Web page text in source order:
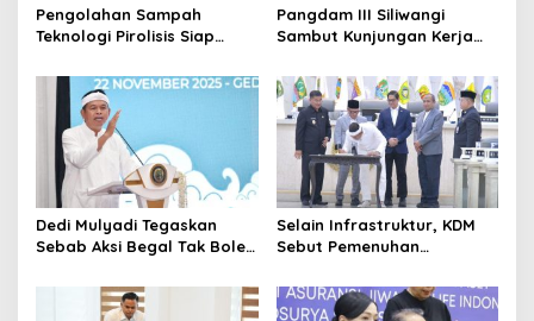
Pengolahan Sampah
Teknologi Pirolisis Siap
Sampah Harian Jawa
Barat
Pangdam III Siliwangi
Sambut Kunjungan Kerja
Perhatian Pemerintah
Dedi Mulyadi Tegaskan
Sebab Aksi Begal Tak Boleh
Ekonomi
Selain Infrastruktur, KDM
Sebut Pemenuhan
Masyarakat Jadi Fokus
APBD Jabar 2027